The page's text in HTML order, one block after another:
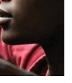
które jest